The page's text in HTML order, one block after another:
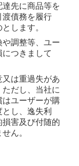
先に商品等を
債務を履行
します。
調整等、ユー
つきまして
は重過失があ
だし、当社に
ユーザーが購
し、逸失利
害及び付随的
ん。